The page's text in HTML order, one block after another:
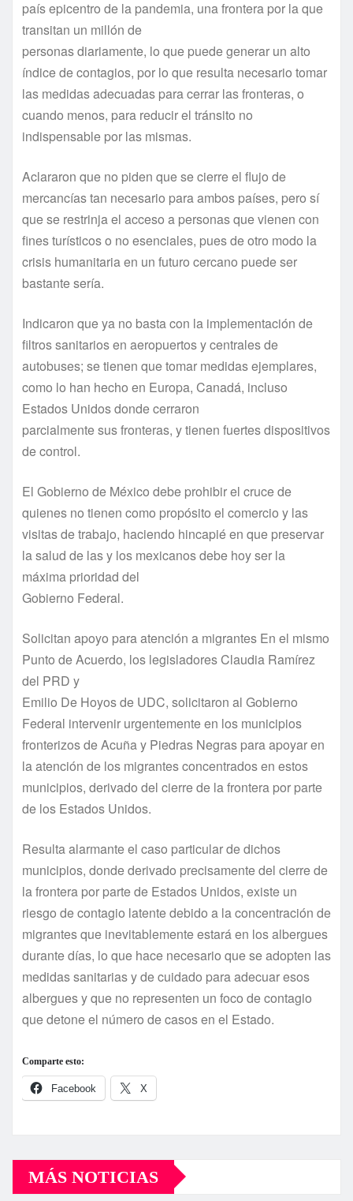
país epicentro de la pandemia, una frontera por la que
transitan un millón de
personas diariamente, lo que puede generar un alto
índice de contagios, por lo que resulta necesario tomar
las medidas adecuadas para cerrar las fronteras, o
cuando menos, para reducir el tránsito no
indispensable por las mismas.
Aclararon que no piden que se cierre el flujo de
mercancías tan necesario para ambos países, pero sí
que se restrinja el acceso a personas que vienen con
fines turísticos o no esenciales, pues de otro modo la
crisis humanitaria en un futuro cercano puede ser
bastante sería.
Indicaron que ya no basta con la implementación de
filtros sanitarios en aeropuertos y centrales de
autobuses; se tienen que tomar medidas ejemplares,
como lo han hecho en Europa, Canadá, incluso
Estados Unidos donde cerraron
parcialmente sus fronteras, y tienen fuertes dispositivos
de control.
El Gobierno de México debe prohibir el cruce de
quienes no tienen como propósito el comercio y las
visitas de trabajo, haciendo hincapié en que preservar
la salud de las y los mexicanos debe hoy ser la
máxima prioridad del
Gobierno Federal.
Solicitan apoyo para atención a migrantes En el mismo
Punto de Acuerdo, los legisladores Claudia Ramírez
del PRD y
Emilio De Hoyos de UDC, solicitaron al Gobierno
Federal intervenir urgentemente en los municipios
fronterizos de Acuña y Piedras Negras para apoyar en
la atención de los migrantes concentrados en estos
municipios, derivado del cierre de la frontera por parte
de los Estados Unidos.
Resulta alarmante el caso particular de dichos
municipios, donde derivado precisamente del cierre de
la frontera por parte de Estados Unidos, existe un
riesgo de contagio latente debido a la concentración de
migrantes que inevitablemente estará en los albergues
durante días, lo que hace necesario que se adopten las
medidas sanitarias y de cuidado para adecuar esos
albergues y que no representen un foco de contagio
que detone el número de casos en el Estado.
Comparte esto:
Facebook X
MÁS NOTICIAS